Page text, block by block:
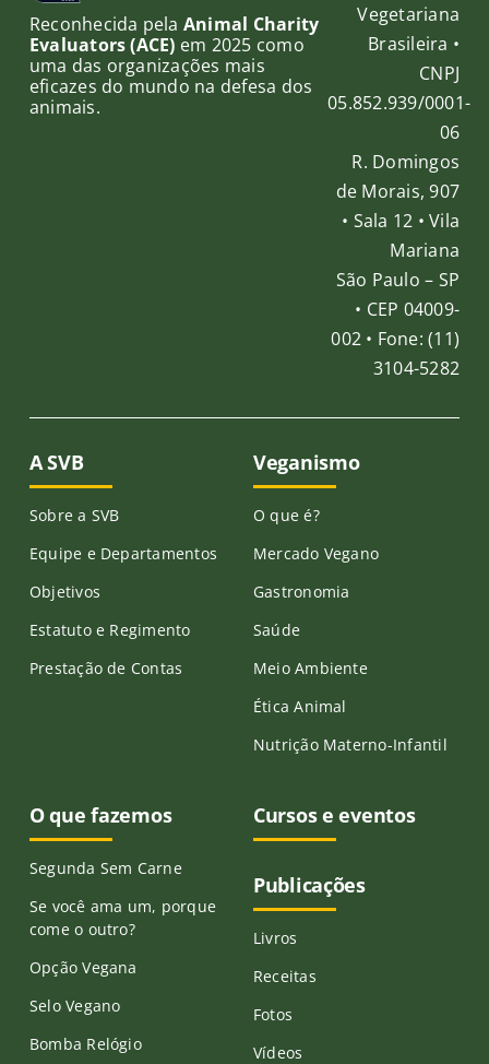
Reconhecida pela Animal Charity
Evaluators (ACE) em 2025 como
uma das organizações mais
eficazes do mundo na defesa dos
animais.
Vegetariana
Brasileira •
CNPJ
05.852.939/0001-
06
R. Domingos
de Morais, 907
• Sala 12 • Vila
Mariana
São Paulo – SP
• CEP 04009-
002 • Fone: (11)
3104-5282
A SVB
Sobre a SVB
Equipe e Departamentos
Objetivos
Estatuto e Regimento
Prestação de Contas
Veganismo
O que é?
Mercado Vegano
Gastronomia
Saúde
Meio Ambiente
Ética Animal
Nutrição Materno-Infantil
O que fazemos
Segunda Sem Carne
Se você ama um, porque
come o outro?
Opção Vegana
Selo Vegano
Bomba Relógio
Cursos e eventos
Publicações
Livros
Receitas
Fotos
Vídeos